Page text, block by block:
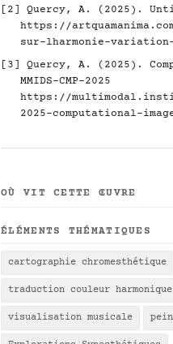
[2] Quercy, A. (2025).
https://
sur-lharmonie-variation-
[3] Quercy, A. (2025).
MMIDS-CMP-2025
https://
2025-computational-
OÙ VIT CETTE ŒUVRE
ÉLÉMENTS THÉMATIQUES
cartographie chromesthétique
traduction couleur harmonique
visualisation musicale